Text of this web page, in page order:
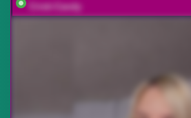
Cristi-Candy